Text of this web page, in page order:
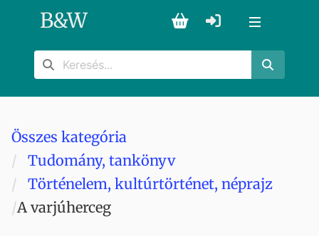
B&W
Összes kategória
Tudomány, tankönyv
Történelem, kultúrtörténet, néprajz
A varjúherceg